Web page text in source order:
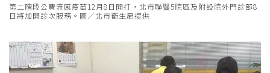
第二階段公費流感疫苗12月8日開打，北市聯醫5院區及附設院外門診部8
日將加開診次服務。圖／北市衛生局提供